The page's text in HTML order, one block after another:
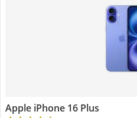
Apple iPhone 16 Plus